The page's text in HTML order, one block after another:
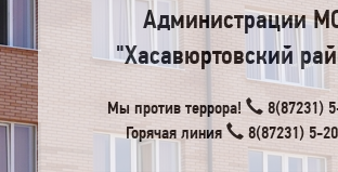
Администрации
"Хасавюртовский
Мы против террора!
8(87231)
Горячая линия
8(87231) 5-